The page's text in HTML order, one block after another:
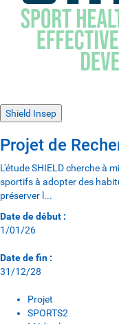
Shield Insep
Projet de
L'étude SHIELD cherche à
sportifs à adopter des
préserver l...
Date de début :
1/01/26
Date de fin :
31/12/28
Projet
SPORTS2